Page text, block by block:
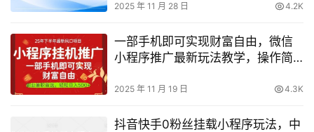
2025 年 11 月 28 日 4.2K
一部手机即可实现财富自由，微信
小程序推广最新玩法教学，操作简
2025 年 11 月 19 日 4.3K
抖音快手0粉丝挂载小程序玩法，中